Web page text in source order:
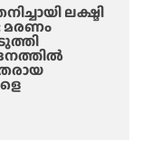
ലക്ഷ്മി
മരണം